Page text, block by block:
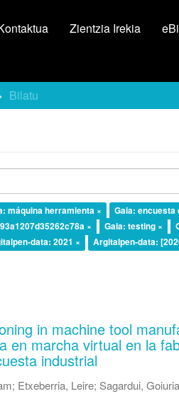
Zientzia Irekia
Bilatu
máquina herramienta ×
Gaia: encuesta
×
Gaia: testing ×
data: 2021 × Argitalpen-data:
in machine tool
en marcha virtual en la
industrial
; Etxeberria, Leire; Sagardui, Goiuria